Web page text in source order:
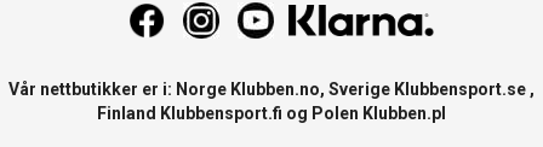
Vår nettbutikker er i: Norge Klubben.no, Sverige Klubbensport.se ,
Finland Klubbensport.fi og Polen Klubben.pl